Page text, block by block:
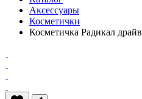
Аксессуары
Косметички
Косметичка Радикал драйв